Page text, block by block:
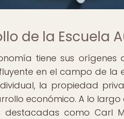
de la Escuela
tiene sus
en el campo de la
la propiedad
económico. A lo largo
como Carl